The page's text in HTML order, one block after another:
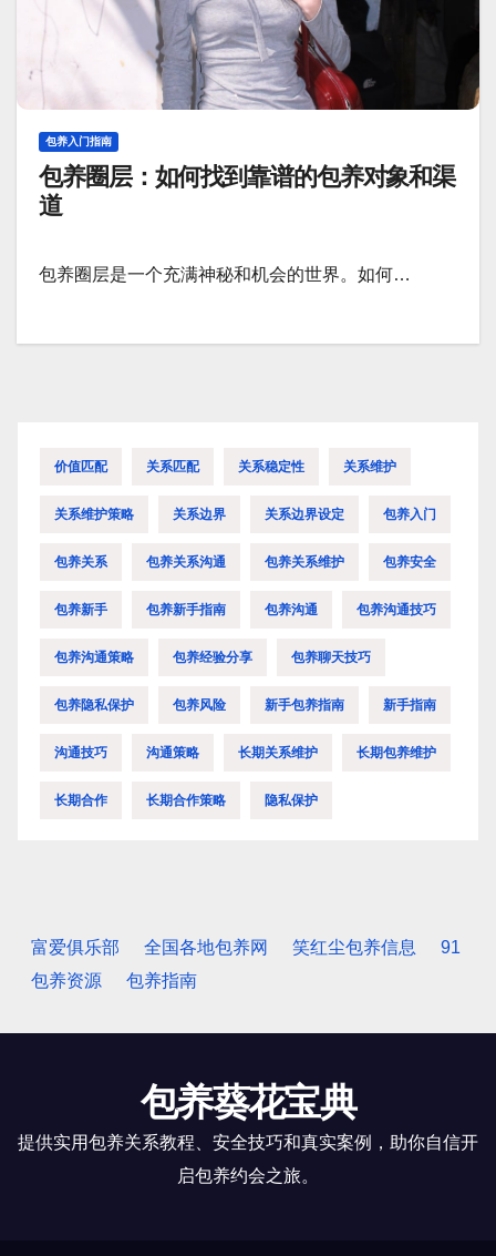
包养入门指南
包养圈层：如何找到靠谱的包养对象和渠
道
包养圈层是一个充满神秘和机会的世界。如何…
价值匹配 关系匹配 关系稳定性 关系维护
关系维护策略 关系边界 关系边界设定 包养入门
包养关系 包养关系沟通 包养关系维护 包养安全
包养新手 包养新手指南 包养沟通 包养沟通技巧
包养沟通策略 包养经验分享 包养聊天技巧
包养隐私保护 包养风险 新手包养指南 新手指南
沟通技巧 沟通策略 长期关系维护 长期包养维护
长期合作 长期合作策略 隐私保护
富爱俱乐部 全国各地包养网 笑红尘包养信息
91
包养资源
包养指南
包养葵花宝典
提供实用包养关系教程、安全技巧和真实案例，助你自信开
启包养约会之旅。